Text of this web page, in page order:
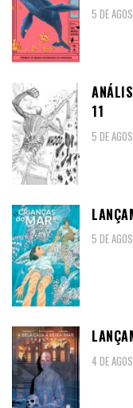
5 DE
11
5 DE
5 DE
4 DE